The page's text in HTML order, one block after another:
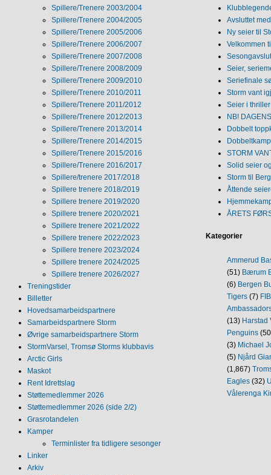
Spillere/Trenere 2003/2004
Spillere/Trenere 2004/2005
Spillere/Trenere 2005/2006
Spillere/Trenere 2006/2007
Spillere/Trenere 2007/2008
Spillere/Trenere 2008/2009
Spillere/Trenere 2009/2010
Spillere/Trenere 2010/2011
Spillere/Trenere 2011/2012
Spillere/Trenere 2012/2013
Spillere/Trenere 2013/2014
Spillere/Trenere 2014/2015
Spillere/Trenere 2015/2016
Spillere/Trenere 2016/2017
Spillere/trenere 2017/2018
Spillere trenere 2018/2019
Spillere trenere 2019/2020
Spillere trenere 2020/2021
Spillere trenere 2021/2022
Spillere trenere 2022/2023
Spillere trenere 2023/2024
Spillere trenere 2024/2025
Spillere trenere 2026/2027
Treningstider
Billetter
Hovedsamarbeidspartnere
Samarbeidspartnere Storm
Øvrige samarbeidspartnere Storm
StormVarsel, Tromsø Storms klubbavis
Arctic Girls
Maskot
Rent Idrettslag
Støttemedlemmer 2026
Støttemedlemmer 2026 (side 2/2)
Grasrotandelen
Kamper
Terminlister fra tidligere sesonger
Linker
Arkiv
Avsluttet
Ny seier til
Velkommen
Seier,
Seriefinale
Storm vant
Seier i
NB!
Dobbelt
STORM
Solid seier
Storm til
Åttende
ÅRETS
Kategorier
Ammerud
(51) Bærum
(6) Bergen
Tigers (7)
(13) Harstad
Penguins
(3) Michael
(5) Njård
(1,867)
Eagles (32)
Vålerenga